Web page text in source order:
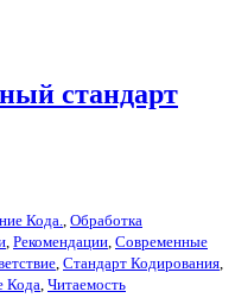
стандарт
Кода., Обработка
, Рекомендации, Современные
, Стандарт Кодирования,
Кода, Читаемость